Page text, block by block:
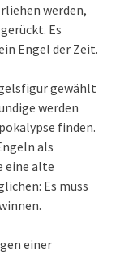
werden,
Es
Engel der Zeit.
gewählt
werden
finden.
als
eine alte
Es muss
einer